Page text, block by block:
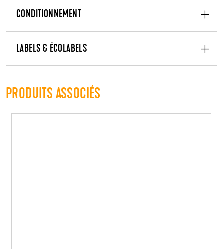
CONDITIONNEMENT
LABELS & ÉCOLABELS
PRODUITS ASSOCIÉS